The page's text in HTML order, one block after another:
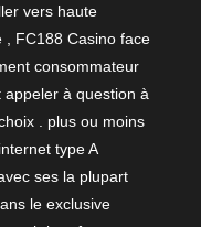
vers haute
, FC188 Casino face
consommateur
à question à
. plus ou moins
type A
ses la plupart
le exclusive